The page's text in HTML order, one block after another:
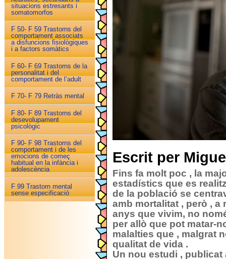
situacions estresants i
somatomorfos
F 50- F 59 Trastorns del
comportament associats
a disfuncions fisiològiques
i a factors somàtics
F 60- F 69 Trastorns de la
personalitat i del
comportament de l’adult
F 70- F 79 Retràs mental
F 80- F 89 Trastorns del
desevolupament
psicològic
F 90- F 98 Trastorns del
comportament i de les
emocions de começ
habitual en la infància i
adolescència
F 99 Trastorn mental
sense especificació
Escrit per
Fins fa molt poc , la
estadístics que es
de la població se
amb mortalitat , però , a
anys que vivim, no
per allò que pot matar-
malalties que , malgrat
qualitat de vida .
Un nou estudi , publicat